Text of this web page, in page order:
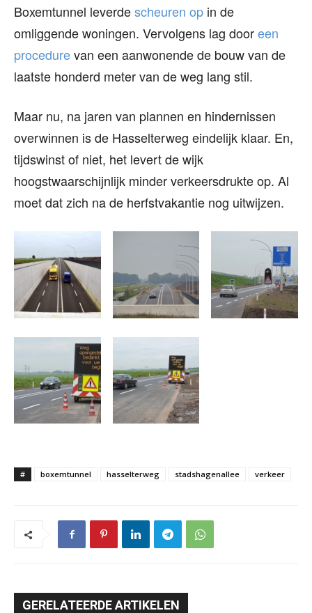
Boxemtunnel leverdescheuren op in de
omliggende woningen. Vervolgens lag dooreen
procedurevan een aanwonende de bouw van de
laatste honderd meter van de weg lang stil.
Maar nu, na jaren van plannen en hindernissen
overwinnen is de Hasselterweg eindelijk klaar. En,
tijdswinst of niet, het levert de wijk
hoogstwaarschijnlijk minder verkeersdrukte op. Al
moet dat zich na de herfstvakantie nog uitwijzen.
# boxemtunnel hasselterweg stadshagenallee verkeer
GERELATEERDE ARTIKELEN